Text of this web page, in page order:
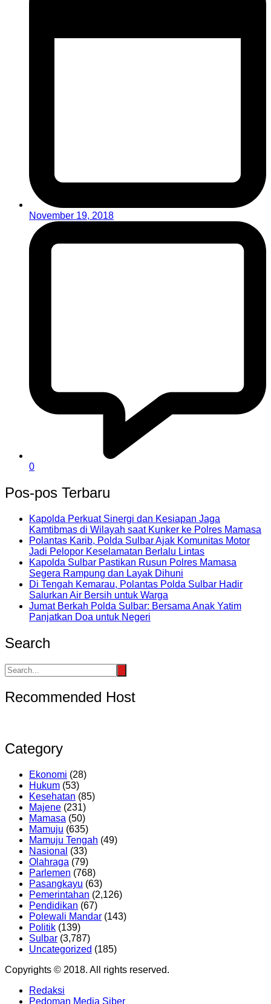
November 19, 2018
0
Pos-pos Terbaru
Kapolda Perkuat Sinergi dan Kesiapan Jaga
Kamtibmas di Wilayah saat Kunker ke Polres Mamasa
Polantas Karib, Polda Sulbar Ajak Komunitas Motor
Jadi Pelopor Keselamatan Berlalu Lintas
Kapolda Sulbar Pastikan Rusun Polres Mamasa
Segera Rampung dan Layak Dihuni
Di Tengah Kemarau, Polantas Polda Sulbar Hadir
Salurkan Air Bersih untuk Warga
Jumat Berkah Polda Sulbar: Bersama Anak Yatim
Panjatkan Doa untuk Negeri
Search
Recommended Host
Category
Ekonomi (28)
Hukum (53)
Kesehatan (85)
Majene (231)
Mamasa (50)
Mamuju (635)
Mamuju Tengah (49)
Nasional (33)
Olahraga (79)
Parlemen (768)
Pasangkayu (63)
Pemerintahan (2,126)
Pendidikan (67)
Polewali Mandar (143)
Politik (139)
Sulbar (3,787)
Uncategorized (185)
Copyrights © 2018. All rights reserved.
Redaksi
Pedoman Media Siber